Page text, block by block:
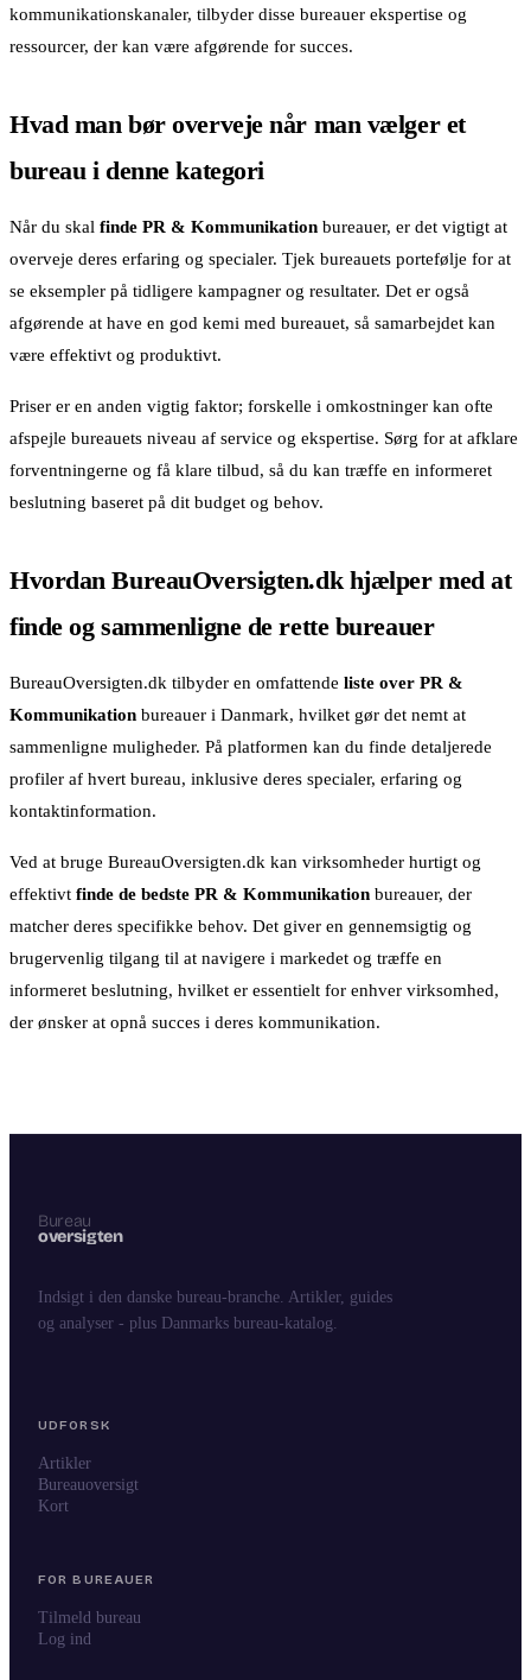
kommunikationskanaler, tilbyder disse bureauer ekspertise og
ressourcer, der kan være afgørende for succes.
Hvad man bør overveje når man vælger et
bureau i denne kategori
Når du skal finde PR & Kommunikation bureauer, er det vigtigt at
overveje deres erfaring og specialer. Tjek bureauets portefølje for at
se eksempler på tidligere kampagner og resultater. Det er også
afgørende at have en god kemi med bureauet, så samarbejdet kan
være effektivt og produktivt.
Priser er en anden vigtig faktor; forskelle i omkostninger kan ofte
afspejle bureauets niveau af service og ekspertise. Sørg for at afklare
forventningerne og få klare tilbud, så du kan træffe en informeret
beslutning baseret på dit budget og behov.
Hvordan BureauOversigten.dk hjælper med at
finde og sammenligne de rette bureauer
BureauOversigten.dk tilbyder en omfattende liste over PR &
Kommunikation bureauer i Danmark, hvilket gør det nemt at
sammenligne muligheder. På platformen kan du finde detaljerede
profiler af hvert bureau, inklusive deres specialer, erfaring og
kontaktinformation.
Ved at bruge BureauOversigten.dk kan virksomheder hurtigt og
effektivt finde de bedste PR & Kommunikation bureauer, der
matcher deres specifikke behov. Det giver en gennemsigtig og
brugervenlig tilgang til at navigere i markedet og træffe en
informeret beslutning, hvilket er essentielt for enhver virksomhed,
der ønsker at opnå succes i deres kommunikation.
Indsigt i den danske bureau-branche. Artikler, guides
og analyser - plus Danmarks bureau-katalog.
UDFORSK
Artikler
Bureauoversigt
Kort
FOR BUREAUER
Tilmeld bureau
Log ind